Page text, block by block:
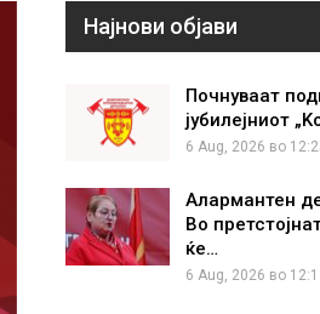
Најнови објави
Почнуваат
јубилејниот
6 Aug, 2026 во
Алармантен
Во
ќе…
6 Aug, 2026 во